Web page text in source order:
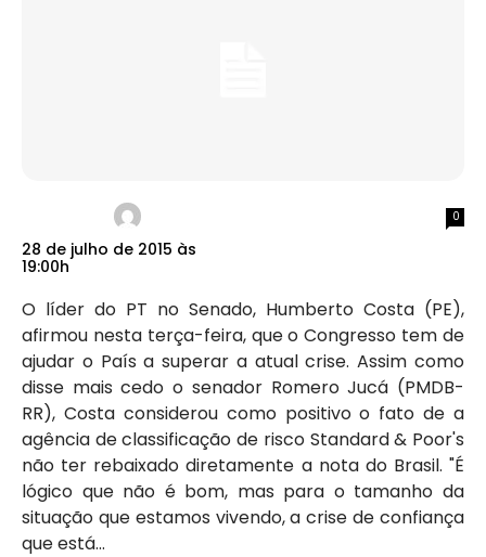
28 de julho de 2015 às
19:00h
0
O líder do PT no Senado, Humberto Costa (PE),
afirmou nesta terça-feira, que o Congresso tem de
ajudar o País a superar a atual crise. Assim como
disse mais cedo o senador Romero Jucá (PMDB-
RR), Costa considerou como positivo o fato de a
agência de classificação de risco Standard & Poor's
não ter rebaixado diretamente a nota do Brasil. "É
lógico que não é bom, mas para o tamanho da
situação que estamos vivendo, a crise de confiança
que está...